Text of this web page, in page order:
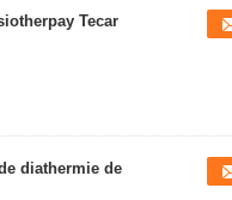
Tecar
diathermie de